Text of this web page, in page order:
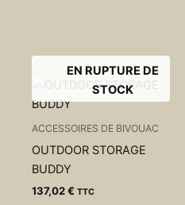
EN RUPTURE DE
STOCK
ACCESSOIRES DE BIVOUAC
OUTDOOR STORAGE
BUDDY
137,02€ TTC